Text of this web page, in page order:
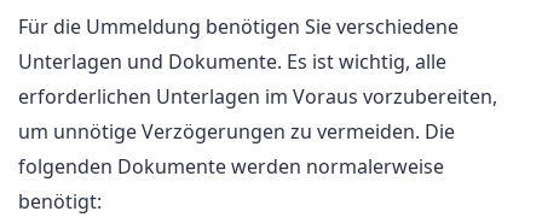
Für die Ummeldung benötigen Sie verschiedene
Unterlagen und Dokumente. Es ist wichtig, alle
erforderlichen Unterlagen im Voraus vorzubereiten,
um unnötige Verzögerungen zu vermeiden. Die
folgenden Dokumente werden normalerweise
benötigt: